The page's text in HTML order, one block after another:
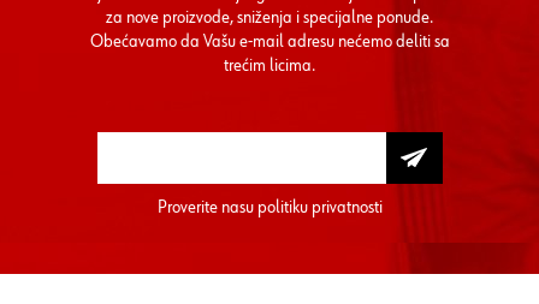
za nove proizvode, sniženja i specijalne ponude.
Obećavamo da Vašu e-mail adresu nećemo deliti sa
trećim licima.
Proverite nasu politiku privatnosti